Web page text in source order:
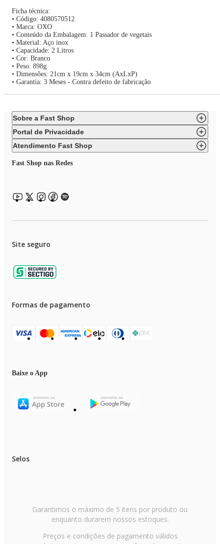
Ficha técnica:
• Código: 4080570512
• Marca: OXO
• Conteúdo da Embalagem: 1 Passador de vegetais
• Material: Aço inox
• Capacidade: 2 Litros
• Cor: Branco
• Peso: 898g
• Dimensões: 21cm x 19cm x 34cm (AxLxP)
• Garantia: 3 Meses - Contra defeito de fabricação
Sobre a Fast Shop
Portal de Privacidade
Atendimento Fast Shop
Fast Shop nas Redes
Site seguro
Formas de pagamento
Baixe o App
Selos
Garantimos o máximo de 5 itens por produto ou
enquanto durarem nossos estoques.
Preços e condições de pagamento válidos